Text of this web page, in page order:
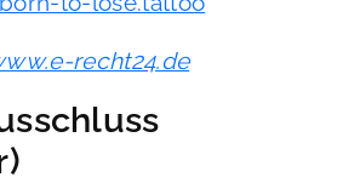
recht24.de